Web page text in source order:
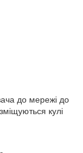
до мережі до
кулі